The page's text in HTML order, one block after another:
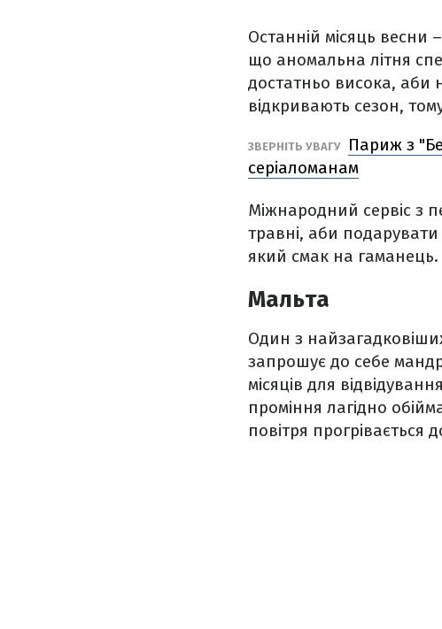
Останній місяць весни
що аномальна літня
достатньо висока, аби
відкривають сезон,
ЗВЕРНІТЬ УВАГУ
Париж з
серіаломанам
Міжнародний сервіс з
травні, аби подарувати
який смак на гаманець.
Мальта
Один з
запрошує до себе
місяців для
проміння лагідно
повітря прогрівається